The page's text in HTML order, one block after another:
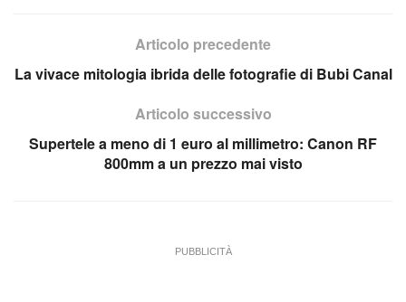
Articolo precedente
La vivace mitologia ibrida delle fotografie di Bubi Canal
Articolo successivo
Supertele a meno di 1 euro al millimetro: Canon RF
800mm a un prezzo mai visto
PUBBLICITÀ